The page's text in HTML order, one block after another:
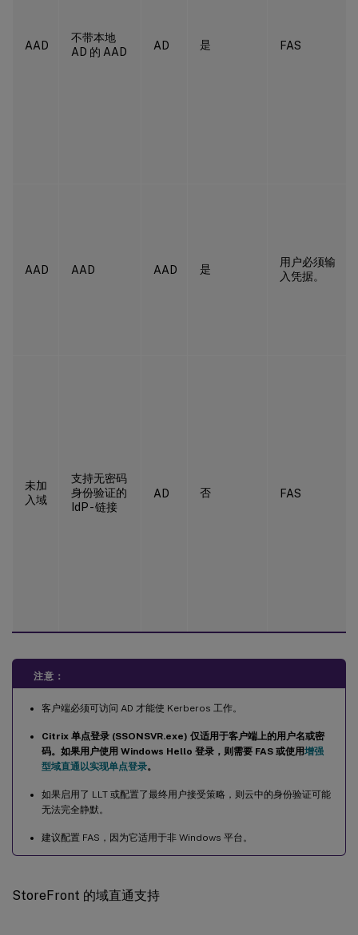
AAD
不带本地
AD 的 AAD
AD 是 FAS
AAD AAD AAD 是
用户必须输
入凭据。
未加
入域
支持无密码
身份验证的
IdP - 链接
AD 否 FAS
注意：
客户端必须可访问 AD 才能使 Kerberos 工作。
Citrix 单点登录 (SSONSVR.exe) 仅适用于客户端上的用户名或密
码。如果用户使用 Windows Hello 登录，则需要 FAS 或使用增强
型域直通以实现单点登录。
如果启用了 LLT 或配置了最终用户接受策略，则云中的身份验证可能
无法完全静默。
建议配置 FAS，因为它适用于非 Windows 平台。
StoreFront 的域直通支持